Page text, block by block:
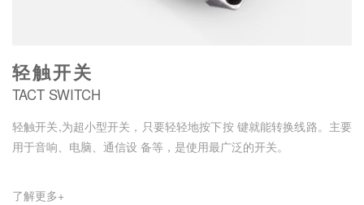
轻触开关
TACT SWITCH
轻触开关,为超小型开关，只要轻轻地按下按 键就能转换线路。主要
用于音响、电脑、通信设 备等，是使用最广泛的开关。
了解更多+